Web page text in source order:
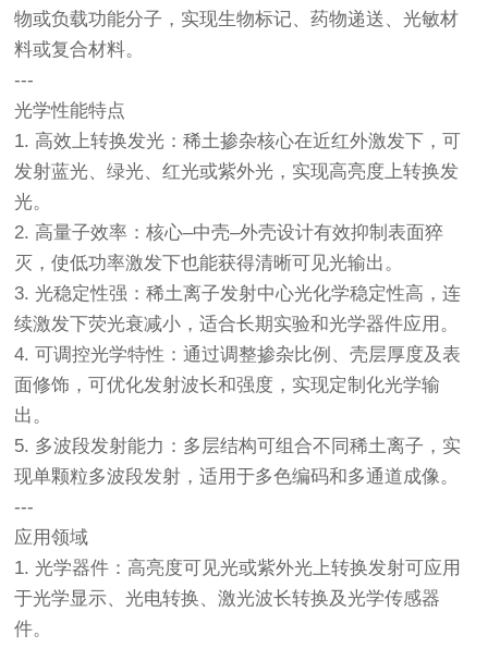
物或负载功能分子，实现生物标记、药物递送、光敏材
料或复合材料。
---
光学性能特点
1. 高效上转换发光：稀土掺杂核心在近红外激发下，可
发射蓝光、绿光、红光或紫外光，实现高亮度上转换发
光。
2. 高量子效率：核心–中壳–外壳设计有效抑制表面猝
灭，使低功率激发下也能获得清晰可见光输出。
3. 光稳定性强：稀土离子发射中心光化学稳定性高，连
续激发下荧光衰减小，适合长期实验和光学器件应用。
4. 可调控光学特性：通过调整掺杂比例、壳层厚度及表
面修饰，可优化发射波长和强度，实现定制化光学输
出。
5. 多波段发射能力：多层结构可组合不同稀土离子，实
现单颗粒多波段发射，适用于多色编码和多通道成像。
---
应用领域
1. 光学器件：高亮度可见光或紫外光上转换发射可应用
于光学显示、光电转换、激光波长转换及光学传感器
件。